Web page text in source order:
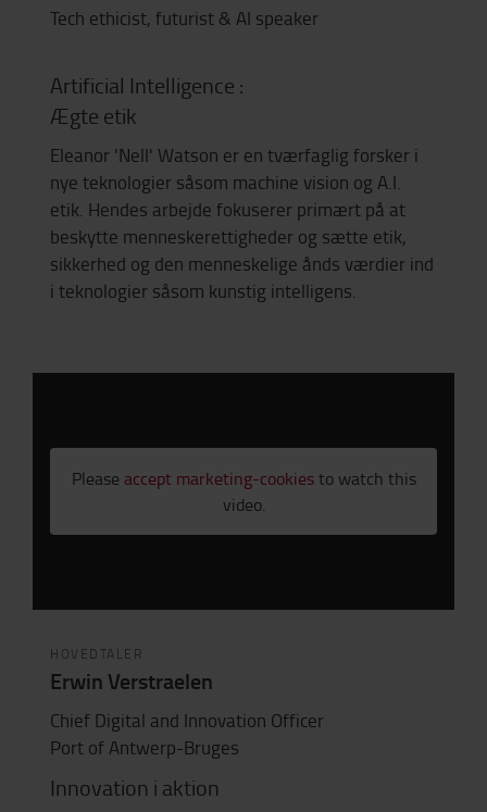
Tech ethicist, futurist & AI speaker
Artificial Intelligence :
Ægte etik
Eleanor 'Nell' Watson er en tværfaglig forsker i
nye teknologier såsom machine vision og A.I.
etik. Hendes arbejde fokuserer primært på at
beskytte menneskerettigheder og sætte etik,
sikkerhed og den menneskelige ånds værdier ind
i teknologier såsom kunstig intelligens.
Please accept marketing-cookiesto watch this
video.
HOVEDTALER
Erwin Verstraelen
Chief Digital and Innovation Officer
Port of Antwerp-Bruges
Innovation i aktion